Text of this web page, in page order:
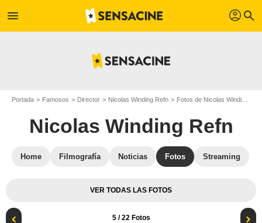
menu profil search
Portada Famosos Director Nicolas Winding Refn Fotos de Nicolas Winding Refn
Nicolas Winding Refn
Home Filmografía Noticias Fotos Streaming
VER TODAS LAS FOTOS
5/ 22 Fotos